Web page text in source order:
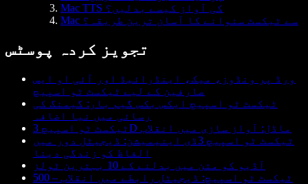
Mac TTS کی آواز کیسے بدلیں؟
Mac سے ٹیکسٹ سنوانے کا آسان ترین طریقہ؟
تجویز کردہ پوسٹس
ورڈ پر ونڈوز، میک، اینڈرائیڈ اور آئی او ایس
صارفین کے لیے ٹیکسٹ ٹو اسپیچ
ٹیکسٹ ٹو اسپیچ ایکس بکس گیم بار: گیمنگ کی
رسائی میں نیا اضافہ
ٹیکسٹ ٹو اسپیچ 3D ماڈل: آواز سازی میں انقلاب
ٹیکسٹ ٹو اسپیچ 3ڈی اینیمیشن: ڈیجیٹل دور میں
الفاظ کو زندگی دینا
آڈیو کو متن میں بدلنے کے 10 بہترین ٹولز
ٹیکسٹ ٹو اسپیچ: ڈیجیٹل رابطے میں انقلاب – 500